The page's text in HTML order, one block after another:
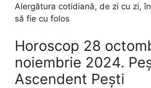
Alergătura cotidiană, de zi cu zi,
să fie cu folos
Horoscop 28
noiembrie 2024.
Ascendent Pești